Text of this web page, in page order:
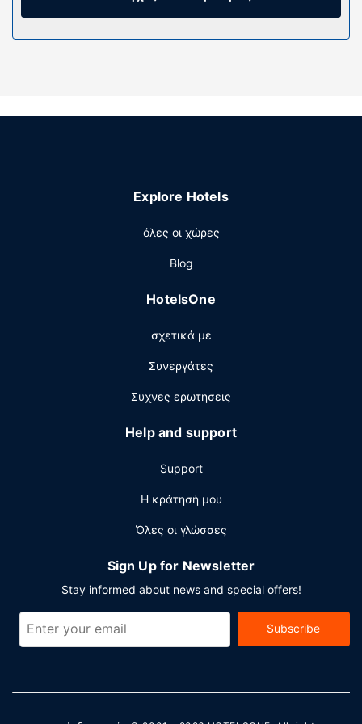
Παροχές καταλύματος
Χαρείτε τη θέα από τον κήπο και κάντε χρήση παροχών,
για μπάρμπεκιου και μηχάνημα αυτόματης πώλησης.
Explore Hotels
όλες οι χώρες
Blog
HotelsOne
σχετικά με
Συνεργάτες
Συχνες ερωτησεις
Help and support
Support
Η κράτησή μου
Όλες οι γλώσσες
Sign Up for Newsletter
Stay informed about news and special offers!
Subscribe